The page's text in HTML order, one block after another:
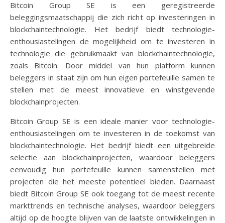
Bitcoin Group SE is een geregistreerde
beleggingsmaatschappij die zich richt op investeringen in
blockchaintechnologie. Het bedrijf biedt technologie-
enthousiastelingen de mogelijkheid om te investeren in
technologie die gebruikmaakt van blockchaintechnologie,
zoals Bitcoin. Door middel van hun platform kunnen
beleggers in staat zijn om hun eigen portefeuille samen te
stellen met de meest innovatieve en winstgevende
blockchainprojecten.
Bitcoin Group SE is een ideale manier voor technologie-
enthousiastelingen om te investeren in de toekomst van
blockchaintechnologie. Het bedrijf biedt een uitgebreide
selectie aan blockchainprojecten, waardoor beleggers
eenvoudig hun portefeuille kunnen samenstellen met
projecten die het meeste potentieel bieden. Daarnaast
biedt Bitcoin Group SE ook toegang tot de meest recente
markttrends en technische analyses, waardoor beleggers
altijd op de hoogte blijven van de laatste ontwikkelingen in